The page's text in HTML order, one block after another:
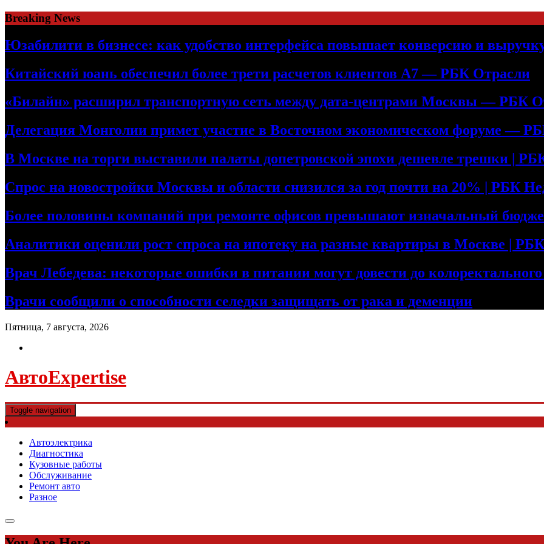
Skip
to
content
Breaking News
Юзабилити в бизнесе: как удобство интерфейса повышает конверсию и
Китайский юань обеспечил более трети расчетов клиентов А7 — РБК Отрасли
«Билайн» расширил транспортную сеть между дата-центрами Москвы — РБК
Делегация Монголии примет участие в Восточном экономическом форуме —
В Москве на торги выставили палаты допетровской эпохи дешевле трешки |
Спрос на новостройки Москвы и области снизился за год почти на 20% | РБК
Более половины компаний при ремонте офисов превышают изначальный
Аналитики оценили рост спроса на ипотеку на разные квартиры в Москве |
Врач Лебедева: некоторые ошибки в питании могут довести до
Врачи сообщили о способности селедки защищать от рака и деменции
Пятница, 7 августа, 2026
АвтоExpertise
Toggle navigation
Автоэлектрика
Диагностика
Кузовные работы
Обслуживание
Ремонт авто
Разное